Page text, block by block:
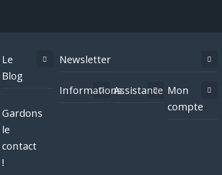
Le
Blog
Gardons
le
contact
!
Newsletter
InformationsAssistance Mon
compte